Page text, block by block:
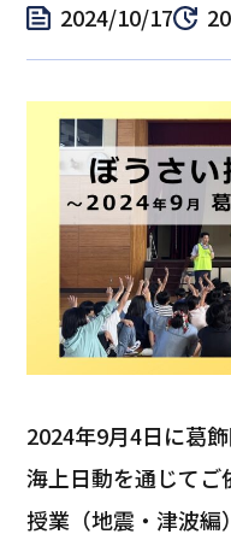
2024/10/17
2024年9月4日に葛
海上日動を通じてご
授業（地震・津波編